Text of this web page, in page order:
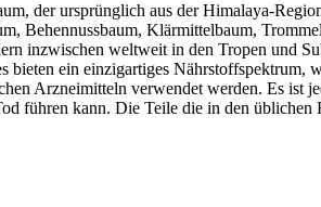
der ursprünglich aus der Himalaya-
Behennussbaum, Klärmittelbaum,
inzwischen weltweit in den Tropen und
bieten ein einzigartiges
Arzneimitteln verwendet werden. Es ist
führen kann. Die Teile die in den